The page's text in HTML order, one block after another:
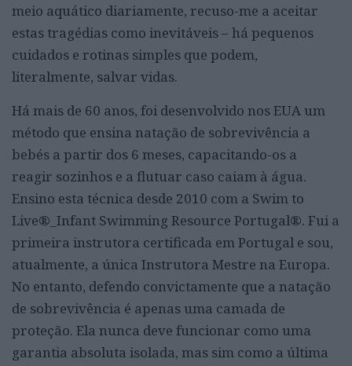
meio aquático diariamente, recuso-me a aceitar
estas tragédias como inevitáveis – há pequenos
cuidados e rotinas simples que podem,
literalmente, salvar vidas.
Há mais de 60 anos, foi desenvolvido nos EUA um
método que ensina natação de sobrevivência a
bebés a partir dos 6 meses, capacitando-os a
reagir sozinhos e a flutuar caso caiam à água.
Ensino esta técnica desde 2010 com a Swim to
Live®_Infant Swimming Resource Portugal®. Fui a
primeira instrutora certificada em Portugal e sou,
atualmente, a única Instrutora Mestre na Europa.
No entanto, defendo convictamente que a natação
de sobrevivência é apenas uma camada de
proteção. Ela nunca deve funcionar como uma
garantia absoluta isolada, mas sim como a última